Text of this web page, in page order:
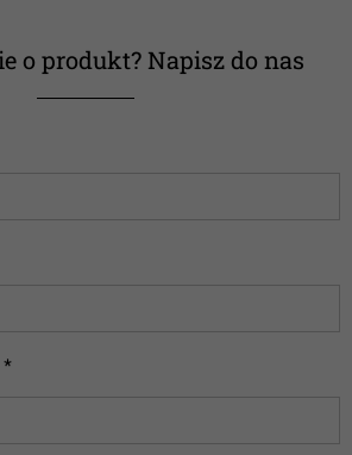
o produkt? Napisz do nas
*